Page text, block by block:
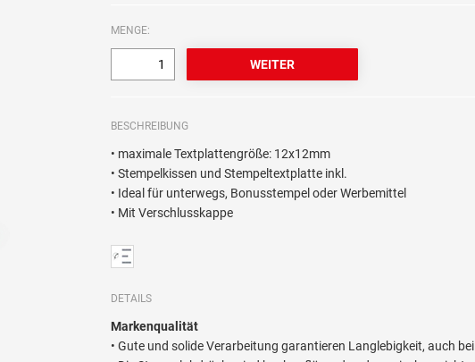
MENGE:
BESCHREIBUNG
• maximale Textplattengröße: 12x12mm
• Stempelkissen und Stempeltextplatte inkl.
• Ideal für unterwegs, Bonusstempel oder Werbemittel
• Mit Verschlusskappe
DETAILS
Markenqualität
• Gute und solide Verarbeitung garantieren Langlebigkeit, auch